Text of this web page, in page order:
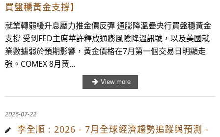
買盤穩黃金支撐】
就業轉弱緩升息壓力推金價反彈 通膨降溫疊央行買盤穩黃金
支撐 受到FED主席華許釋放通膨風險降溫訊號，以及美國就
業數據弱於預期影響，黃金價格在7月第一個交易日明顯走
強。COMEX 8月黃...
2026-07-22
李全順 : 2026 - 7月全球經濟趨勢追蹤與預測 -